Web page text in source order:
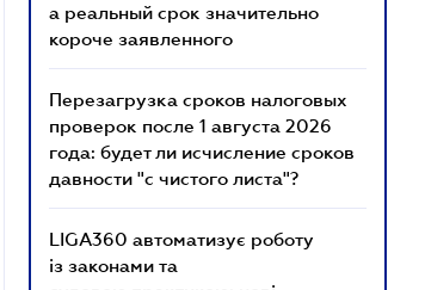
а реальный срок значительно
короче заявленного
Перезагрузка сроков налоговых
проверок после 1 августа 2026
года: будет ли исчисление сроков
давности "с чистого листа"?
LIGA360 автоматизує роботу
із законами та